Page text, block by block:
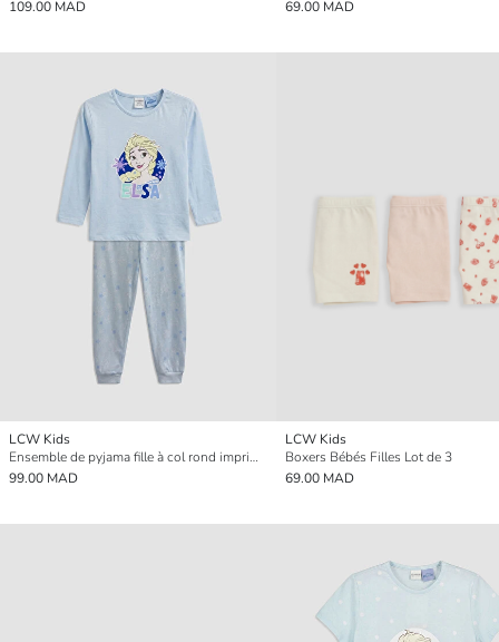
109.00 MAD 69.00 MAD
LCW Kids
Ensemble de pyjama fille à col rond imprimé Frozen
99.00 MAD
LCW Kids
Boxers Bébés Filles Lot de 3
69.00 MAD